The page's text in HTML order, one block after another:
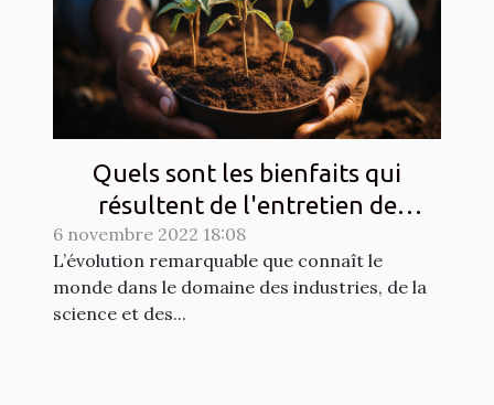
Quels sont les bienfaits qui
résultent de l'entretien de
l'environnement au quotidien?
6 novembre 2022 18:08
L’évolution remarquable que connaît le
monde dans le domaine des industries, de la
science et des...